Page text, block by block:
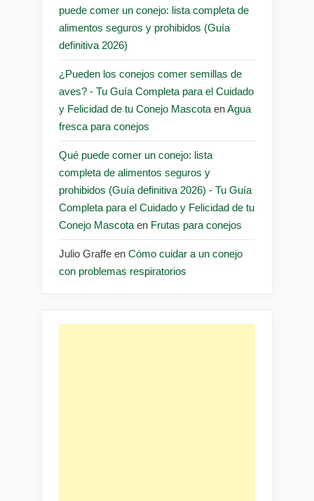
puede comer un conejo: lista completa de
alimentos seguros y prohibidos (Guía
definitiva 2026)
¿Pueden los conejos comer semillas de
aves? - Tu Guía Completa para el Cuidado
y Felicidad de tu Conejo Mascota enAgua
fresca para conejos
Qué puede comer un conejo: lista
completa de alimentos seguros y
prohibidos (Guía definitiva 2026) - Tu Guía
Completa para el Cuidado y Felicidad de tu
Conejo Mascota en Frutas para conejos
Julio Graffe en Cómo cuidar a un conejo
con problemas respiratorios